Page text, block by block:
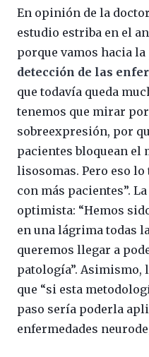
En opinión de la
estudio estriba en el
porque vamos hacia la
detección de las
que todavía queda
tenemos que mirar
sobreexpresión, por
pacientes bloquean el
lisosomas. Pero eso
con más pacientes”.
optimista: “Hemos
en una lágrima todas
queremos llegar a
patología”.
que “si esta
paso sería poderla
enfermedades